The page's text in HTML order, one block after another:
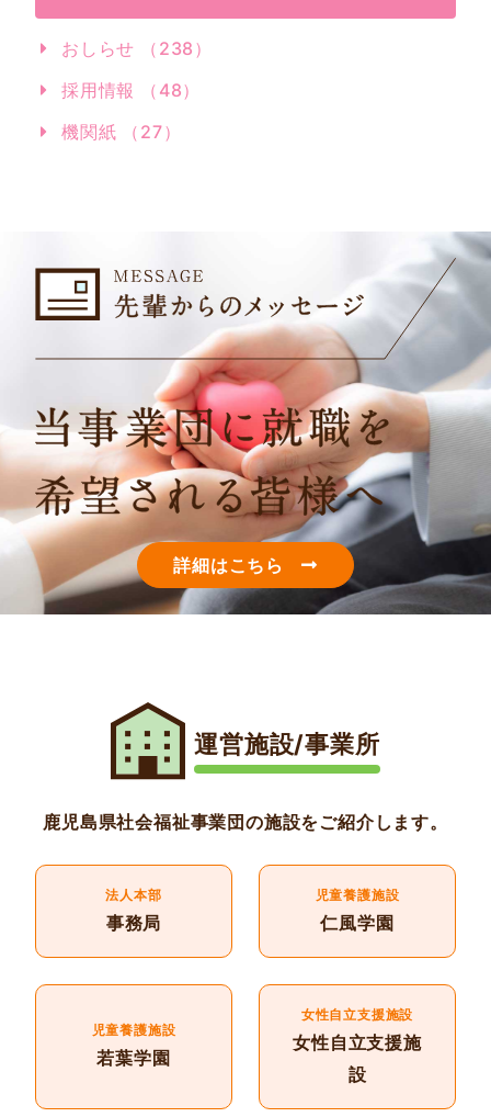
おしらせ （238）
採用情報 （48）
機関紙 （27）
詳細はこちら
運営施設/事業所
鹿児島県社会福祉事業団の施設をご紹介します。
法人本部
事務局
児童養護施設
仁風学園
児童養護施設
若葉学園
女性自立支援施設
女性自立支援施
設